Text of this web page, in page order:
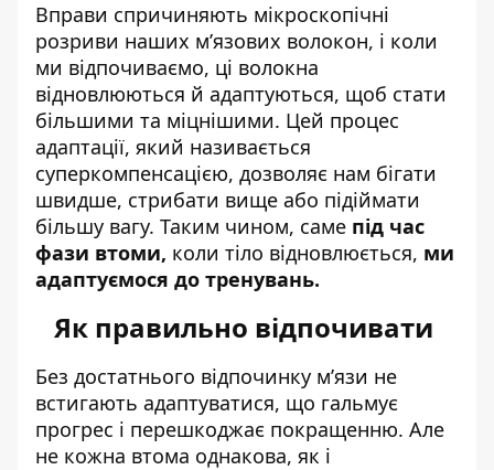
Вправи спричиняють мікроскопічні
розриви наших м’язових волокон, і коли
ми відпочиваємо, ці волокна
відновлюються й адаптуються, щоб стати
більшими та міцнішими. Цей процес
адаптації, який називається
суперкомпенсацією, дозволяє нам бігати
швидше, стрибати вище або підіймати
більшу вагу. Таким чином, саме під час
фази втоми, коли тіло відновлюється, ми
адаптуємося до тренувань.
Як правильно відпочивати
Без достатнього відпочинку м’язи не
встигають адаптуватися, що гальмує
прогрес і перешкоджає покращенню. Але
не кожна втома однакова, як і